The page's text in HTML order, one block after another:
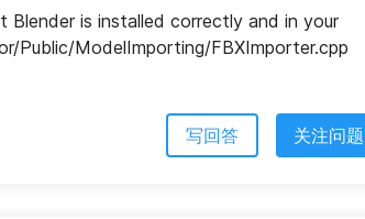
Blender is installed correctly and in your
Public/ModelImporting/FBXImporter.cpp
写回答 关注问题